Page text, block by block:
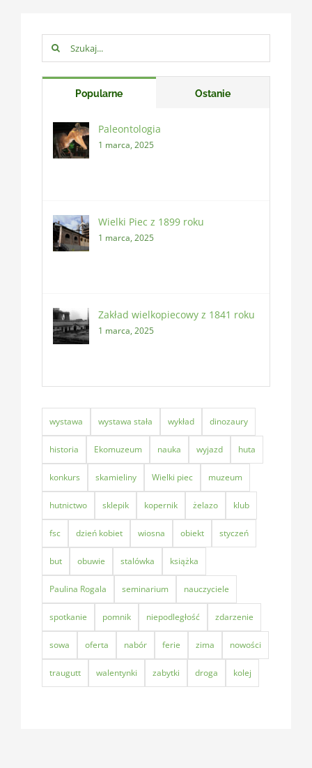
Szukaj:
Popularne Ostanie
Paleontologia
1 marca, 2025
Wielki Piec z 1899 roku
1 marca, 2025
Zakład wielkopiecowy z 1841 roku
1 marca, 2025
wystawa wystawa stała wykład dinozaury
historia Ekomuzeum nauka wyjazd huta
konkurs skamieliny Wielki piec muzeum
hutnictwo sklepik kopernik żelazo klub
fsc dzień kobiet wiosna obiekt styczeń
but obuwie stalówka książka
Paulina Rogala seminarium nauczyciele
spotkanie pomnik niepodległość zdarzenie
sowa oferta nabór ferie zima nowości
traugutt walentynki zabytki droga kolej